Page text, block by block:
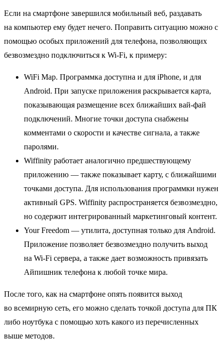
Если на смартфоне завершился мобильный веб, раздавать
на компьютер ему будет нечего. Поправить ситуацию можно с
помощью особых приложений для телефона, позволяющих
безвозмездно подключиться к Wi-Fi, к примеру:
WiFi Map. Программка доступна и для iPhone, и для
Android. При запуске приложения раскрывается карта,
показывающая размещение всех ближайших вай-фай
подключений. Многие точки доступа снабжены
комментами о скорости и качестве сигнала, а также
паролями.
Wiffinity работает аналогично предшествующему
приложению — также показывает карту, с ближайшими
точками доступа. Для использования программки нужен
активный GPS. Wiffinity распространяется безвозмездно,
но содержит интегрированный маркетинговый контент.
Your Freedom — утилита, доступная только для Android.
Приложение позволяет безвозмездно получить выход
на Wi-Fi сервера, а также дает возможность привязать
Айпишник телефона к любой точке мира.
После того, как на смартфоне опять появится выход
во всемирную сеть, его можно сделать точкой доступа для ПК
либо ноутбука с помощью хоть какого из перечисленных
выше методов.